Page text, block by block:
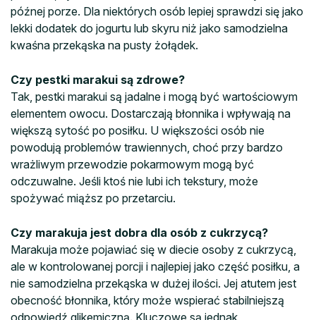
późnej porze. Dla niektórych osób lepiej sprawdzi się jako
lekki dodatek do jogurtu lub skyru niż jako samodzielna
kwaśna przekąska na pusty żołądek.
Czy pestki marakui są zdrowe?
Tak, pestki marakui są jadalne i mogą być wartościowym
elementem owocu. Dostarczają błonnika i wpływają na
większą sytość po posiłku. U większości osób nie
powodują problemów trawiennych, choć przy bardzo
wrażliwym przewodzie pokarmowym mogą być
odczuwalne. Jeśli ktoś nie lubi ich tekstury, może
spożywać miąższ po przetarciu.
Czy marakuja jest dobra dla osób z cukrzycą?
Marakuja może pojawiać się w diecie osoby z cukrzycą,
ale w kontrolowanej porcji i najlepiej jako część posiłku, a
nie samodzielna przekąska w dużej ilości. Jej atutem jest
obecność błonnika, który może wspierać stabilniejszą
odpowiedź glikemiczną. Kluczowe są jednak